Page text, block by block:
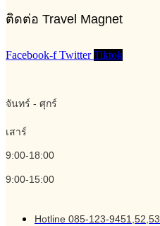
ติดต่อ Travel Magnet
Facebook-f Twitter Tiktok
จันทร์ - ศุกร์
เสาร์
9:00-18:00
9:00-15:00
Hotline 085-123-9451,52,53